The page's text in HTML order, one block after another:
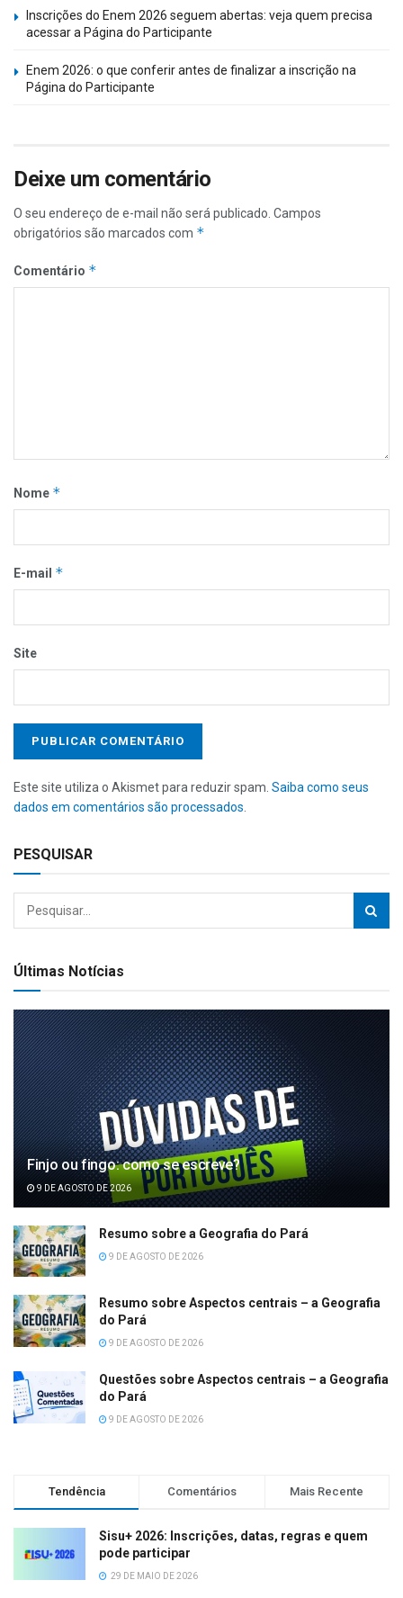
Inscrições do Enem 2026 seguem abertas: veja quem precisa
acessar a Página do Participante
Enem 2026: o que conferir antes de finalizar a inscrição na
Página do Participante
Deixe um comentário
O seu endereço de e-mail não será publicado. Campos
obrigatórios são marcados com *
Comentário *
Nome *
E-mail *
Site
Este site utiliza o Akismet para reduzir spam. Saiba como seus
dados em comentários são processados
PESQUISAR
Últimas Notícias
Finjo ou fingo: como se escreve?
9 DE AGOSTO DE 2026
Resumo sobre a Geografia do Pará
9 DE AGOSTO DE 2026
Resumo sobre Aspectos centrais – a Geografia
do Pará
9 DE AGOSTO DE 2026
Questões sobre Aspectos centrais – a Geografia
do Pará
9 DE AGOSTO DE 2026
Tendência Comentários Mais Recente
Sisu+ 2026: Inscrições, datas, regras e quem
pode participar
29 DE MAIO DE 2026